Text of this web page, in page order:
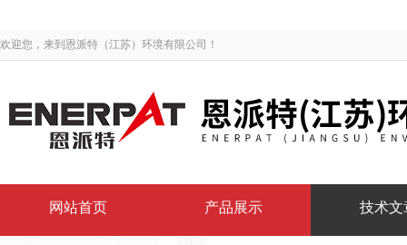
欢迎您，来到恩派特（江苏）环境有限公司！
网站首页 产品展示 技术文